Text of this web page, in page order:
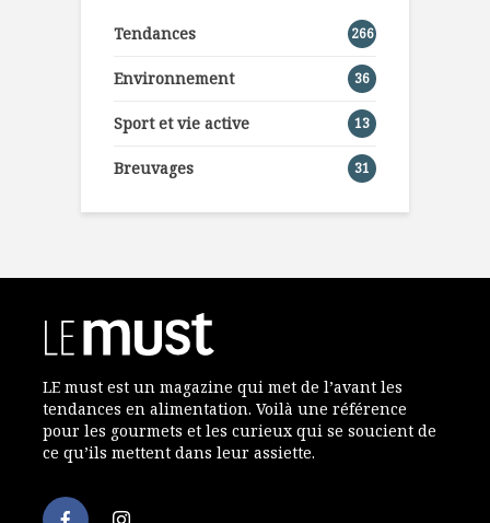
Tendances 266
Environnement 36
Sport et vie active 13
Breuvages 31
LE must est un magazine qui met de l’avant les
tendances en alimentation. Voilà une référence
pour les gourmets et les curieux qui se soucient de
ce qu’ils mettent dans leur assiette.